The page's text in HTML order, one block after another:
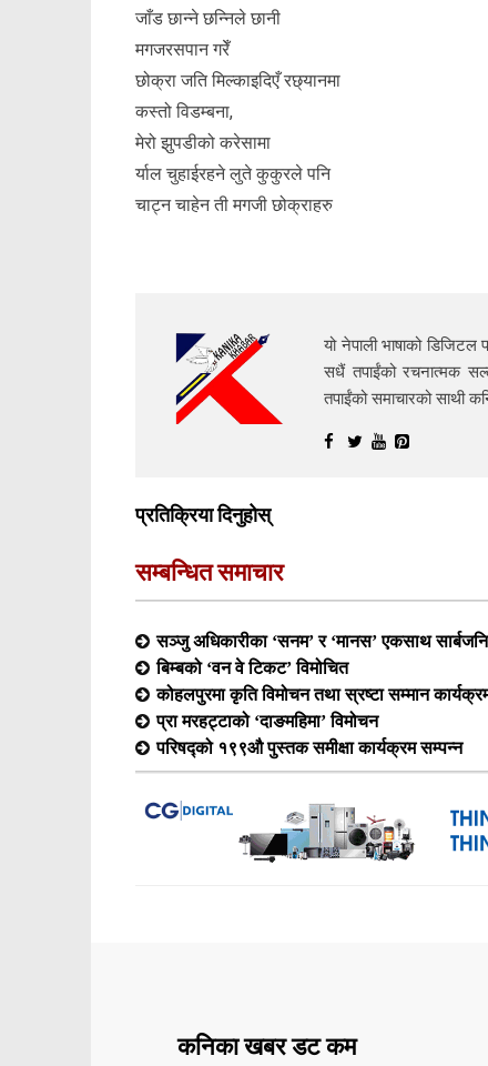
जाँड छान्ने छन्निले छानी
मगजरसपान गरेँ
छोक्रा जति मिल्काइदिएँ रछ्यानमा
कस्तो विडम्बना,
मेरो झुपडीको करेसामा
र्याल चुहाईरहने लुते कुकुरले पनि
चाट्न चाहेन ती मगजी छोक्राहरु
यो नेपाली भाषाको
सधैं तपाईंको रचनात्मक
तपाईंको समाचारको
प्रतिक्रिया दिनुहोस्
सम्बन्धित समाचार
सञ्जु अधिकारीका ‘सनम’ र ‘मानस’ एकसाथ
बिम्बको ‘वन वे टिकट’ विमोचित
कोहलपुरमा कृति विमोचन तथा स्रष्टा सम्मान
प्रा मरहट्टाको ‘दाङमहिमा’ विमोचन
परिषद्को १९९औ पुस्तक समीक्षा कार्यक्रम सम्पन्न
कनिका खबर डट कम